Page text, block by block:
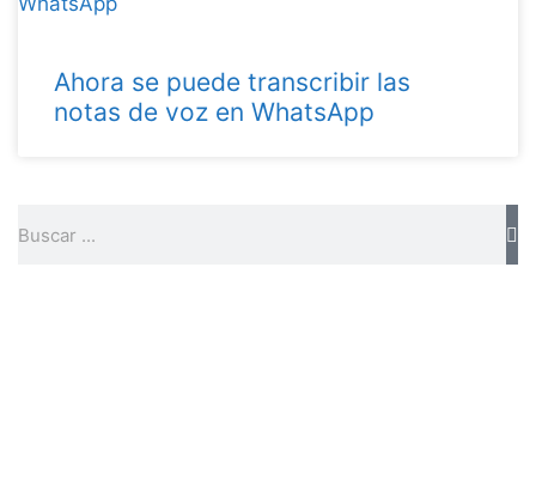
Ahora se puede transcribir las
notas de voz en WhatsApp